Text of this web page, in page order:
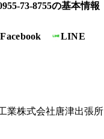
73-8755の基本情報
Facebook LINE
業株式会社唐津出張所